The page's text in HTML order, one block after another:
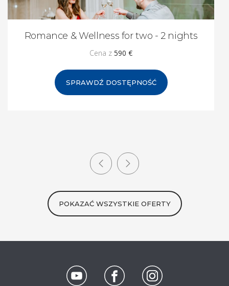
Romance & Wellness for two - 2 nights
Cena z 590 €
SPRAWDŹ DOSTĘPNOŚĆ
POKAZAĆ WSZYSTKIE OFERTY